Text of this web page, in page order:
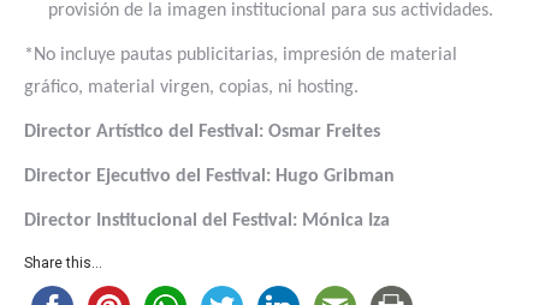
provisión de la imagen institucional para sus actividades.
*No incluye pautas publicitarias, impresión de material
gráfico, material virgen, copias, ni hosting.
Director Artístico del Festival: Osmar Freites
Director Ejecutivo del Festival: Hugo Gribman
Director Institucional del Festival: Mónica Iza
Share this...